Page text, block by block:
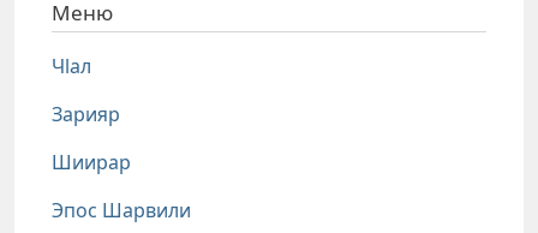
Меню
Чlал
Зарияр
Шиирар
Эпос Шарвили